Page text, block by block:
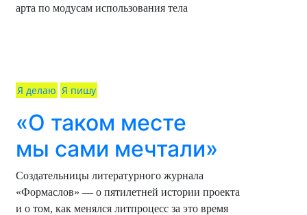
арта по модусам использования тела
Я делаю Я пишу
«О таком месте
мы сами мечтали»
Создательницы литературного журнала
«Формаслов» — о пятилетней истории проекта
и о том, как менялся литпроцесс за это время